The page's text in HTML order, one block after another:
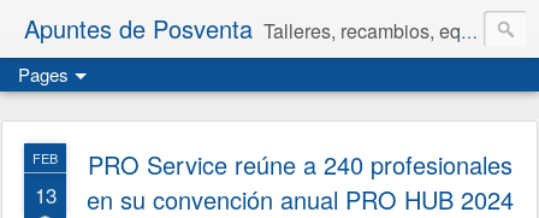
Apuntes de Posventa Talleres, recambios, equipamiento y neumáticos.
Pages
FEB
13
PRO Service reúne a 240 profesionales
en su convención anual PRO HUB 2024